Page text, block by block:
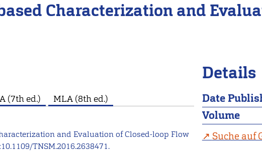
Characterization and
(7th ed.) MLA (8th ed.)
and Evaluation of Closed-loop Flow
TNSM.2016.2638471.
Details
Date
Volume
Suche auf